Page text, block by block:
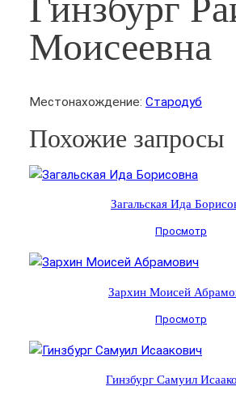
Гинзбург
Моисеевна
Местонахождение: Стародуб
Похожие запросы
Загальская Ида
Просмотр
Зархин Моисей
Просмотр
Гинзбург Самуил